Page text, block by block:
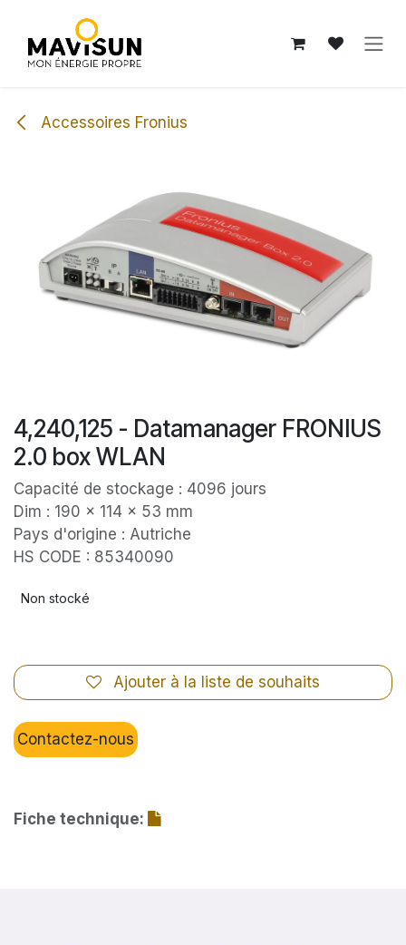
Accessoires Fronius
4,240,125 - Datamanager FRONIUS
2.0 box WLAN
Capacité de stockage : 4096 jours
Dim : 190 x 114 x 53 mm
Pays d'origine : Autriche
HS CODE : 85340090
Non stocké
Ajouter à la liste de souhaits
Contactez-nous
Fiche technique: